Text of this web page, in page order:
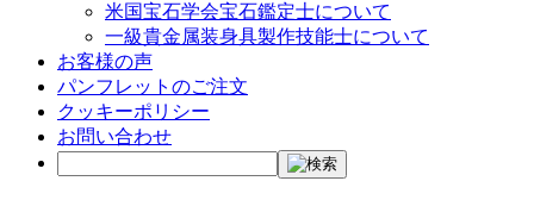
米国宝石学会宝石鑑定士について
一級貴金属装身具製作技能士について
お客様の声
パンフレットのご注文
クッキーポリシー
お問い合わせ